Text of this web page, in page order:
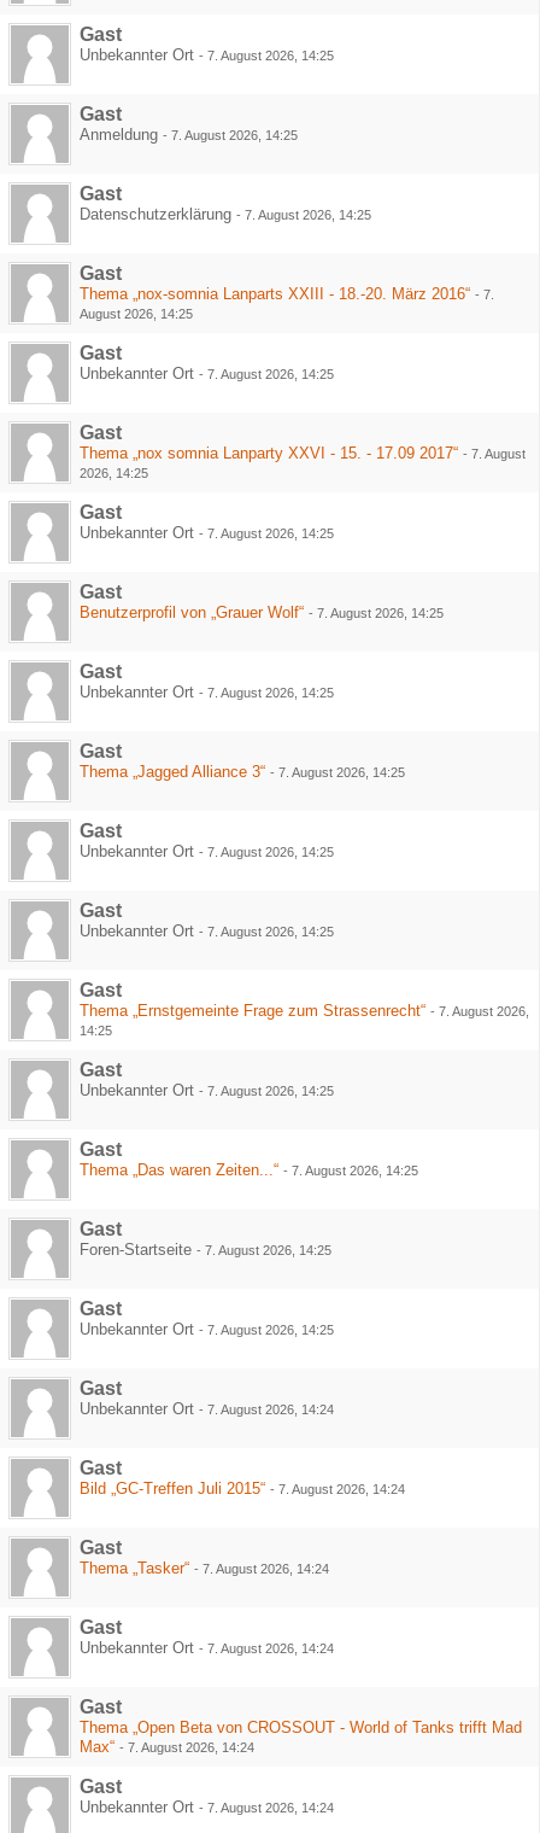
Gast
Unbekannter Ort - 7. August 2026, 14:25
Gast
Anmeldung - 7. August 2026, 14:25
Gast
Datenschutzerklärung - 7. August 2026, 14:25
Gast
Thema „nox-somnia Lanparts XXIII - 18.-20. März 2016“ - 7.
August 2026, 14:25
Gast
Unbekannter Ort - 7. August 2026, 14:25
Gast
Thema „nox somnia Lanparty XXVI - 15. - 17.09 2017“ - 7. August
2026, 14:25
Gast
Unbekannter Ort - 7. August 2026, 14:25
Gast
Benutzerprofil von „Grauer Wolf“ - 7. August 2026, 14:25
Gast
Unbekannter Ort - 7. August 2026, 14:25
Gast
Thema „Jagged Alliance 3“ - 7. August 2026, 14:25
Gast
Unbekannter Ort - 7. August 2026, 14:25
Gast
Unbekannter Ort - 7. August 2026, 14:25
Gast
Thema „Ernstgemeinte Frage zum Strassenrecht“ - 7. August 2026,
14:25
Gast
Unbekannter Ort - 7. August 2026, 14:25
Gast
Thema „Das waren Zeiten...“ - 7. August 2026, 14:25
Gast
Foren-Startseite - 7. August 2026, 14:25
Gast
Unbekannter Ort - 7. August 2026, 14:25
Gast
Unbekannter Ort - 7. August 2026, 14:24
Gast
Bild „GC-Treffen Juli 2015“ - 7. August 2026, 14:24
Gast
Thema „Tasker“ - 7. August 2026, 14:24
Gast
Unbekannter Ort - 7. August 2026, 14:24
Gast
Thema „Open Beta von CROSSOUT - World of Tanks trifft Mad
Max“ - 7. August 2026, 14:24
Gast
Unbekannter Ort - 7. August 2026, 14:24